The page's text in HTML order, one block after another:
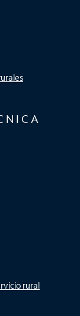
rural